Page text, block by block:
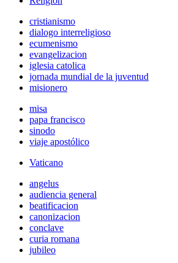
cristianismo
dialogo interreligioso
ecumenismo
evangelizacion
iglesia catolica
jornada mundial de la juventud
misionero
misa
papa francisco
sinodo
viaje apostólico
Vaticano
angelus
audiencia general
beatificacion
canonizacion
conclave
curia romana
jubileo